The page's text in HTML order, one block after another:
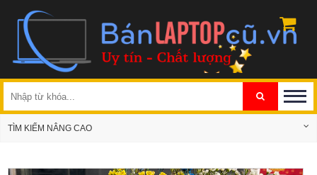
TÌM KIẾM NÂNG CAO